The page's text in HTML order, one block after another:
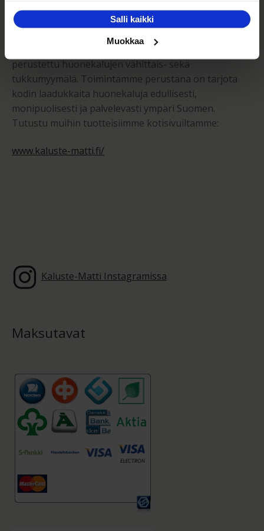
Salli kaikki
Muokkaa
Kaluste-Matti Oy on vuonna 1994 perheyrityksenä
perustettu huonekalujen vähittäis- sekä
tukkumyymälä. Toimintamme perustana on tarjota
kodin laadukkaita huonekaluja edullisesti,
monipuolisesti ja palvelevasti ympäri Suomen.
Tutustu muihin tuotteisiimme kotisivuiltamme:
www.kaluste-matti.fi/
Kaluste-Matti Instagramissa
Maksutavat